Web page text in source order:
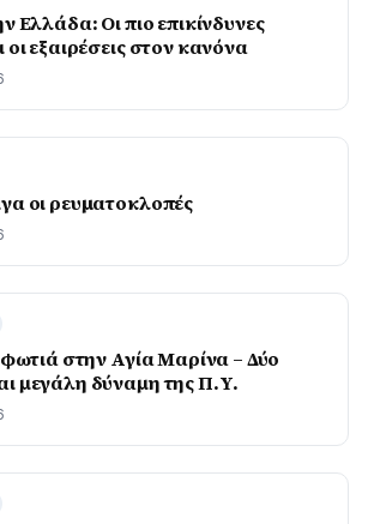
Ελλάδα: Οι πιο επικίνδυνες
εξαιρέσεις στον κανόνα
οι ρευµατοκλοπές
στην Αγία Μαρίνα – Δύο
μεγάλη δύναμη της Π.Υ.